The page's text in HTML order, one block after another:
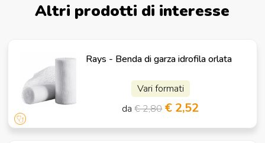
Altri prodotti di interesse
Rays - Benda di garza idrofila orlata
Vari formati
da€ 2,80 € 2,52